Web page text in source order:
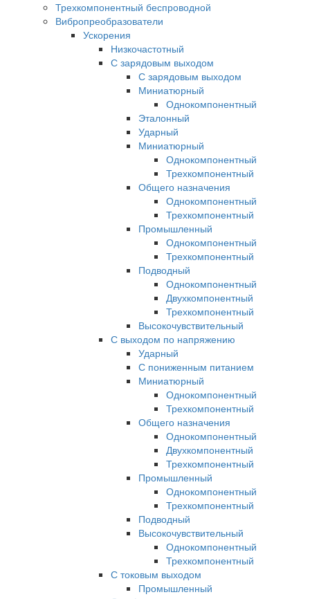
Трехкомпонентный беспроводной
Вибропреобразователи
Ускорения
Низкочастотный
С зарядовым выходом
С зарядовым выходом
Миниатюрный
Однокомпонентный
Эталонный
Ударный
Миниатюрный
Однокомпонентный
Трехкомпонентный
Общего назначения
Однокомпонентный
Трехкомпонентный
Промышленный
Однокомпонентный
Трехкомпонентный
Подводный
Однокомпонентный
Двухкомпонентный
Трехкомпонентный
Высокочувствительный
С выходом по напряжению
Ударный
С пониженным питанием
Миниатюрный
Однокомпонентный
Трехкомпонентный
Общего назначения
Однокомпонентный
Двухкомпонентный
Трехкомпонентный
Промышленный
Однокомпонентный
Трехкомпонентный
Подводный
Высокочувствительный
Однокомпонентный
Трехкомпонентный
С токовым выходом
Промышленный